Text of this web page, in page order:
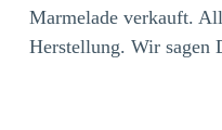
Marmelade verkauft.
Herstellung. Wir sagen